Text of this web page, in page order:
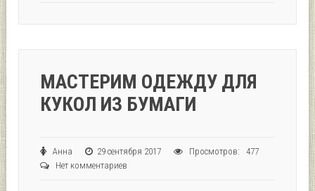
МАСТЕРИМ ОДЕЖДУ ДЛЯ
КУКОЛ ИЗ БУМАГИ
Анна 29 сентября 2017
Просмотров: 477
Нет комментариев